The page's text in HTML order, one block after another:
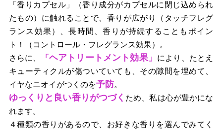
「香りカプセル」（香り成分がカプセルに閉じ込められ
たもの）に触れることで、香りが広がり（タッチフレグ
ランス効果）、長時間、香りが持続することもポイン
ト！（コントロール・フレグランス効果）。
さらに、
「 ヘアトリートメント効果」
により、たとえ
キューティクルが傷ついていても、その隙間を埋めて、
イヤなニオイがつくのを予防。
ゆっくりと良い香りがつづく ため、私は心が豊かにな
れます。
４種類の香りがあるので、お好きな香りを選んでみてく